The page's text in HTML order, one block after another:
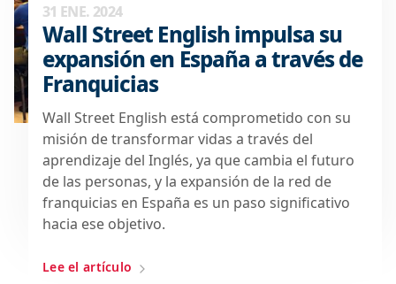
31 ENE. 2024
Wall Street English impulsa su
expansión en España a través de
Franquicias
Wall Street English está comprometido con su
misión de transformar vidas a través del
aprendizaje del Inglés, ya que cambia el futuro
de las personas, y la expansión de la red de
franquicias en España es un paso significativo
hacia ese objetivo.
Lee el artículo